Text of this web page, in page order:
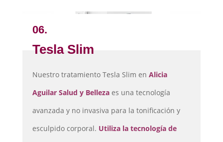
Inicio
Tratamiento
Tratamiento
Corporal
06.
Tesla Slim
Nuestro tratamiento Tesla Slim en Alicia
Aguilar Salud y Bellezaes una tecnología
avanzada y no invasiva para la tonificación y
esculpido corporal. Utiliza la tecnología de